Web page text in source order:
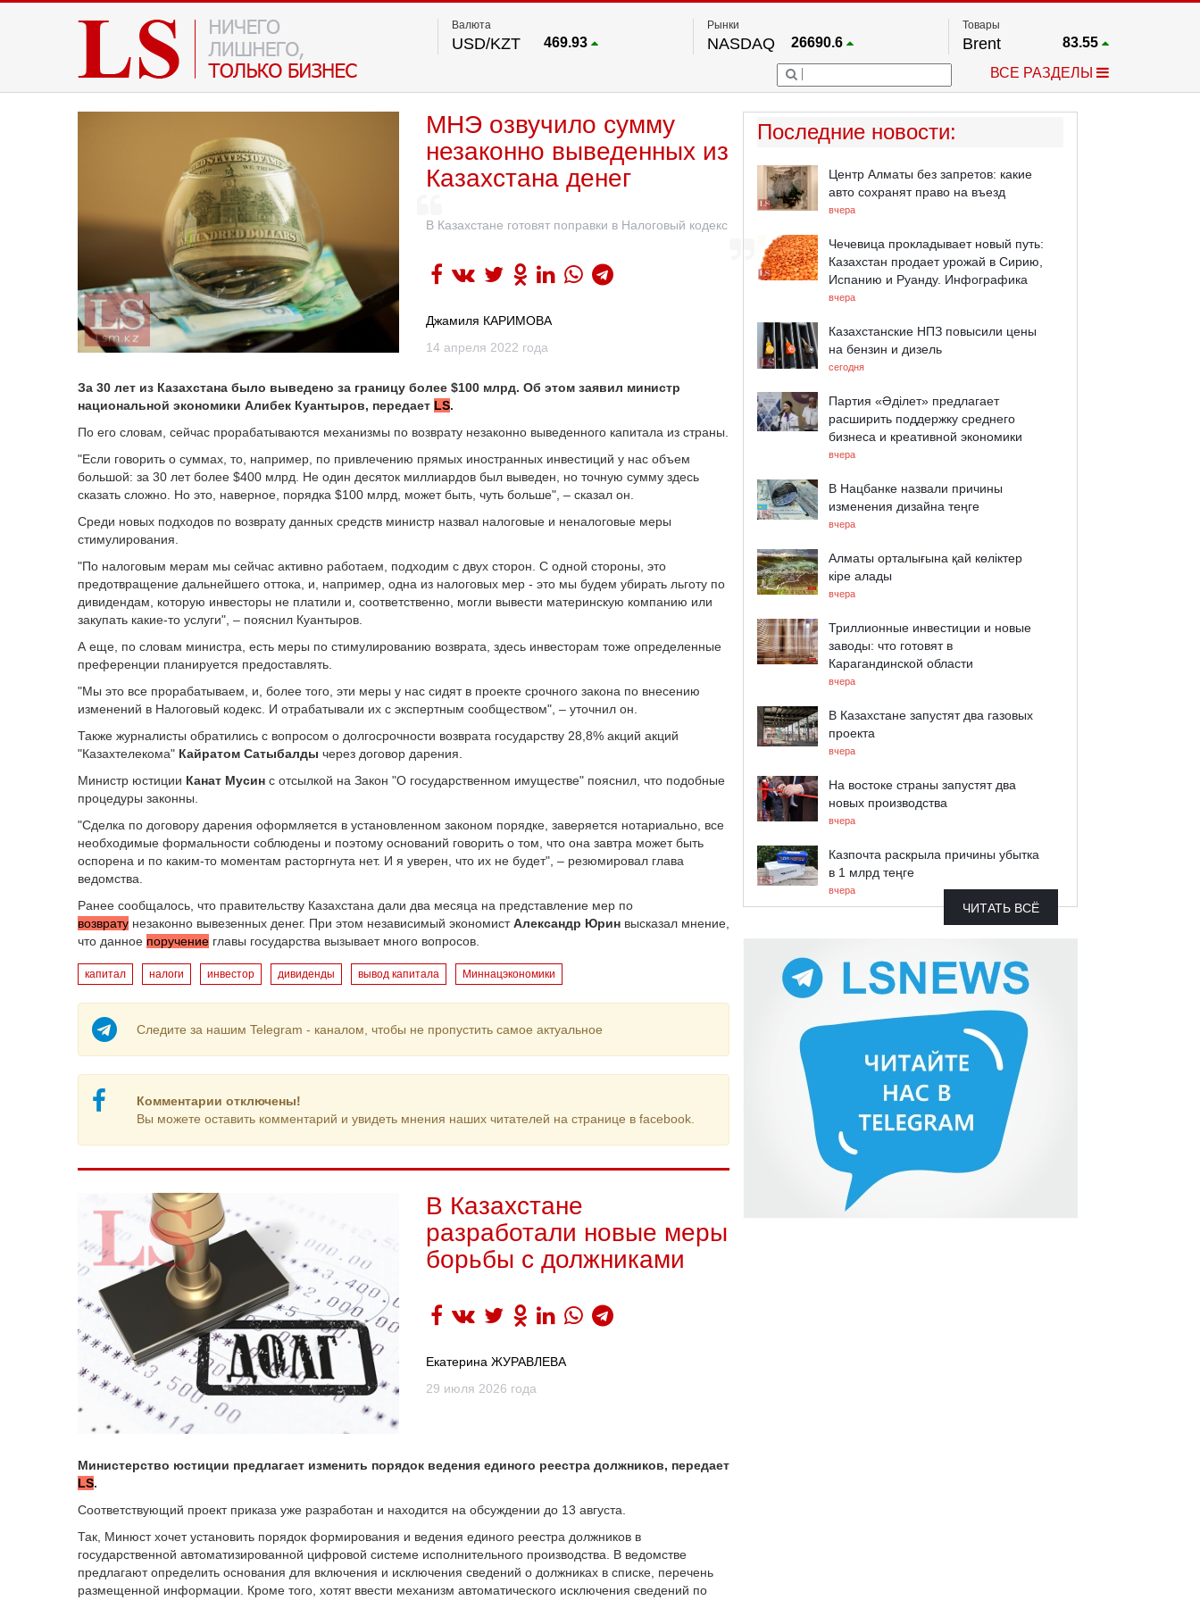
Валюта
USD/KZT 469.93
Рынки
NASDAQ 26690.6
FTSE 100 67.17
54036.9
S&P 500
NYSE 24595.2
Товары
Brent 83.55
Платина
2.662
ВСЕ РАЗДЕЛЫ
МНЭ озвучило сумму
незаконно выведенных из
Казахстана денег
В Казахстане готовят поправки в Налоговый кодекс
Джамиля КАРИМОВА
14 апреля 2022 года
За 30 лет из Казахстана было выведено за границу более $100 млрд. Об этом заявил министр
национальной экономики Алибек Куантыров, передает LS.
По его словам, сейчас прорабатываются механизмы по возврату незаконно выведенного капитала из страны.
"Если говорить о суммах, то, например, по привлечению прямых иностранных инвестиций у нас объем
большой: за 30 лет более $400 млрд. Не один десяток миллиардов был выведен, но точную сумму здесь
сказать сложно. Но это, наверное, порядка $100 млрд, может быть, чуть больше", – сказал он.
Среди новых подходов по возврату данных средств министр назвал налоговые и неналоговые меры
стимулирования.
"По налоговым мерам мы сейчас активно работаем, подходим с двух сторон. С одной стороны, это
предотвращение дальнейшего оттока, и, например, одна из налоговых мер - это мы будем убирать льготу по
дивидендам, которую инвесторы не платили и, соответственно, могли вывести материнскую компанию или
закупать какие-то услуги", – пояснил Куантыров.
А еще, по словам министра, есть меры по стимулированию возврата, здесь инвесторам тоже определенные
преференции планируется предоставлять.
"Мы это все прорабатываем, и, более того, эти меры у нас сидят в проекте срочного закона по внесению
изменений в Налоговый кодекс. И отрабатывали их с экспертным сообществом", – уточнил он.
Также журналисты обратились с вопросом о долгосрочности возврата государству 28,8% акций акций
"Казахтелекома" Кайратом Сатыбалды через договор дарения.
Министр юстиции Канат Мусин с отсылкой на Закон "О государственном имуществе" пояснил, что подобные
процедуры законны.
"Сделка по договору дарения оформляется в установленном законом порядке, заверяется нотариально, все
необходимые формальности соблюдены и поэтому оснований говорить о том, что она завтра может быть
оспорена и по каким-то моментам расторгнута нет. И я уверен, что их не будет", – резюмировал глава
ведомства.
Ранее сообщалось, что правительству Казахстана дали два месяца на представление мер по
возврату незаконно вывезенных денег. При этом независимый экономистАлександр Юрин высказал мнение,
что данное поручение главы государства вызывает много вопросов.
капитал налоги инвестор дивиденды вывод капитала Миннацэкономики
Следите за нашим Telegram - каналом, чтобы не пропустить самое актуальное
Комментарии отключены!
Вы можете оставить комментарий и увидеть мнения наших читателей на странице в facebook.
В Казахстане
разработали новые меры
борьбы с должниками
Екатерина ЖУРАВЛЕВА
29 июля 2026 года
Министерство юстиции предлагает изменить порядок ведения единого реестра должников, передает
LS.
Соответствующий проект приказа уже разработан и находится на обсуждении до 13 августа.
Так, Минюст хочет установить порядок формирования и ведения единого реестра должников в
государственной автоматизированной цифровой системе исполнительного производства. В ведомстве
предлагают определить основания для включения и исключения сведений о должниках в списке, перечень
размещенной информации. Кроме того, хотят ввести механизм автоматического исключения сведений по
Последние новости:
Центр Алматы без запретов: какие
авто сохранят право на въезд
вчера
Чечевица прокладывает новый путь:
Казахстан продает урожай в Сирию,
Испанию и Руанду. Инфографика
вчера
Казахстанские НПЗ повысили цены
на бензин и дизель
сегодня
Партия «Әділет» предлагает
расширить поддержку среднего
бизнеса и креативной экономики
вчера
В Нацбанке назвали причины
изменения дизайна теңге
вчера
Алматы орталығына қай көліктер
кіре алады
вчера
Триллионные инвестиции и новые
заводы: что готовят в
Карагандинской области
вчера
В Казахстане запустят два газовых
проекта
вчера
На востоке страны запустят два
новых производства
вчера
Казпочта раскрыла причины убытка
в 1 млрд теңге
вчера
ЧИТАТЬ ВСЁ